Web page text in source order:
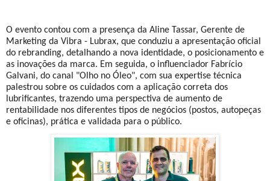
O evento contou com a presença da Aline Tassar, Gerente de
Marketing da Vibra - Lubrax, que conduziu a apresentação oficial
do rebranding, detalhando a nova identidade, o posicionamento e
as inovações da marca. Em seguida, o influenciador Fabrício
Galvani, do canal "Olho no Óleo", com sua expertise técnica
palestrou sobre os cuidados com a aplicação correta dos
lubrificantes, trazendo uma perspectiva de aumento de
rentabilidade nos diferentes tipos de negócios (postos, autopeças
e oficinas), prática e validada para o público.